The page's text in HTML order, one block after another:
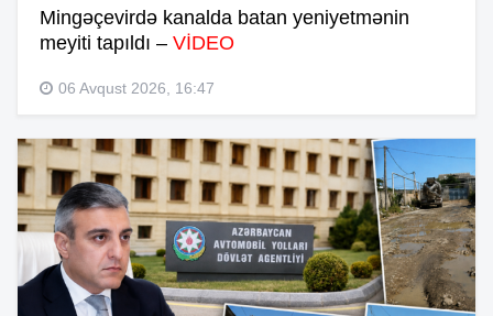
Mingəçevirdə kanalda batan yeniyetmənin
meyiti tapıldı – VİDEO
06 Avqust 2026, 16:47